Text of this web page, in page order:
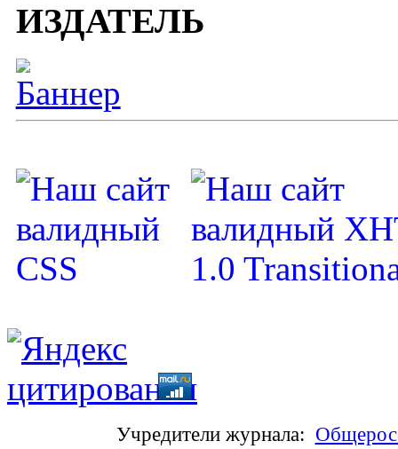
ИЗДАТЕЛЬ
Учредители журнала: